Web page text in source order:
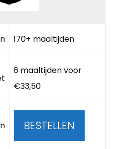
170+ maaltijden
6 maaltijden voor
€33,50
BESTELLEN